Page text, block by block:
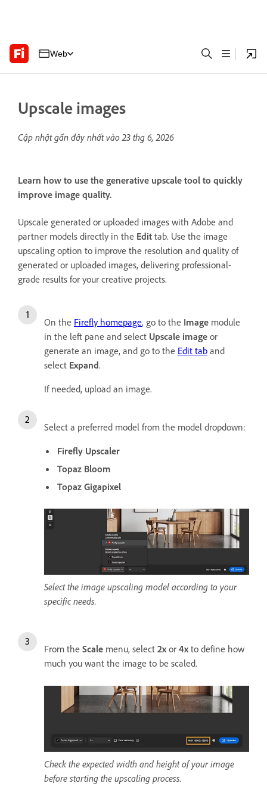
Web
Upscale images
Cập nhật gần đây nhất vào23 thg 6, 2026
Learn how to use the generative upscale tool to quickly
improve image quality.
Upscale generated or uploaded images with Adobe and
partner models directly in the Edit tab. Use the image
upscaling option to improve the resolution and quality of
generated or uploaded images, delivering professional-
grade results for your creative projects.
On the Firefly homepage, go to the Image module
in the left pane and select Upscale image or
generate an image, and go to the Edit tab and
select Expand.
If needed, upload an image.
Select a preferred model from the model dropdown:
Firefly Upscaler
Topaz Bloom
Topaz Gigapixel
Select the image upscaling model according to your
specific needs.
From the Scale menu, select 2x or 4x to define how
much you want the image to be scaled.
Check the expected width and height of your image
before starting the upscaling process.